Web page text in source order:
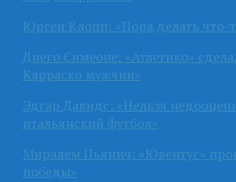
Юрген Клопп: «Пора делать что-
Диего Симеоне: «Атлетико»
Карраско мужчин»
Эдгар Давидс: «Нельзя
итальянский футбол»
Миралем Пьянич: «Ювентус»
победы»